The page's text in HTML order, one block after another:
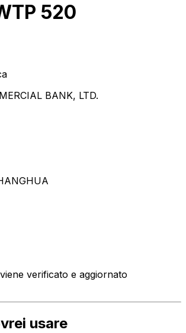
520
BANK, LTD.
verificato e aggiornato
usare